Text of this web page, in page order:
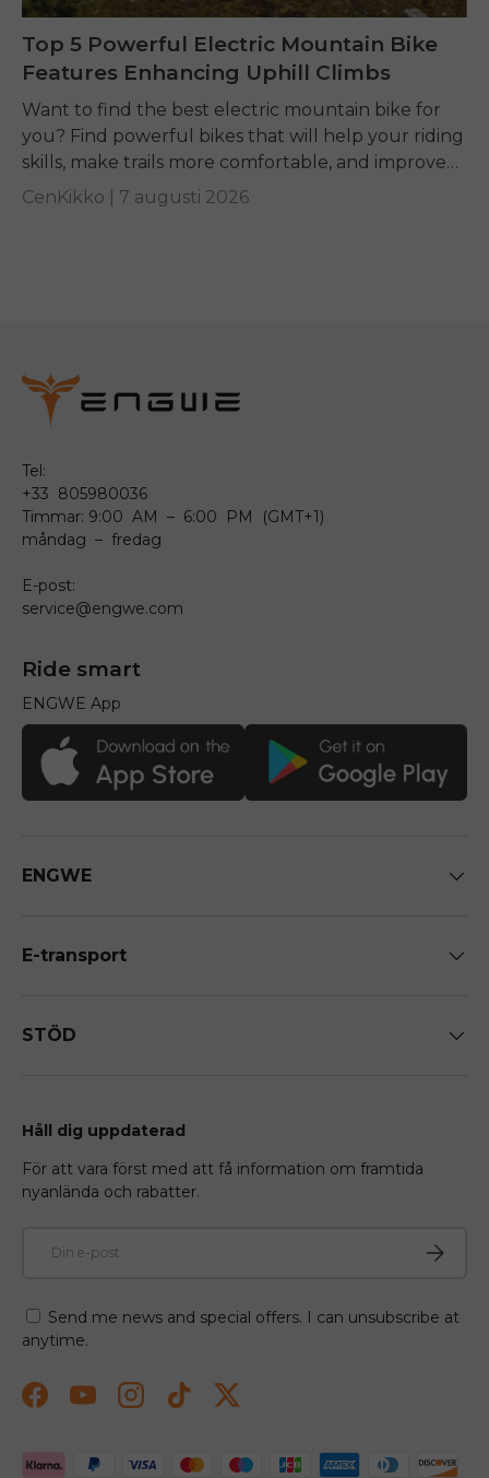
Top 5 Powerful Electric Mountain Bike
Features Enhancing Uphill Climbs
Want to find the best electric mountain bike for
you? Find powerful bikes that will help your riding
skills, make trails more comfortable, and improve
performance on any terrain.
CenKikko | 7 augusti 2026
Tel:
+33 805980036
Timmar: 9:00 AM – 6:00 PM (GMT+1)
måndag – fredag
E-post:
service@engwe.com
Ride smart
ENGWE App
ENGWE
E-transport
STÖD
Håll dig uppdaterad
För att vara först med att få information om framtida
nyanlända och rabatter.
Send me news and special offers. I can unsubscribe at
anytime.
FacebookYouTubeInstagramTikTokTwitter
Betalningsmetoder accepteras